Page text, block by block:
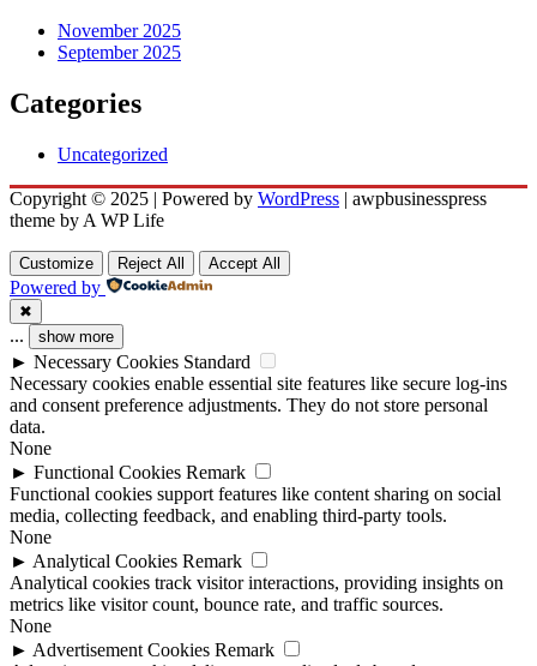
November 2025
September 2025
Categories
Uncategorized
Copyright © 2025 | Powered by WordPress | awpbusinesspress
theme by A WP Life
Customize Reject All Accept All
Powered by
✖
... show more
► Necessary Cookies Standard
Necessary cookies enable essential site features like secure log-ins
and consent preference adjustments. They do not store personal
data.
None
► Functional Cookies Remark
Functional cookies support features like content sharing on social
media, collecting feedback, and enabling third-party tools.
None
► Analytical Cookies Remark
Analytical cookies track visitor interactions, providing insights on
metrics like visitor count, bounce rate, and traffic sources.
None
► Advertisement Cookies Remark